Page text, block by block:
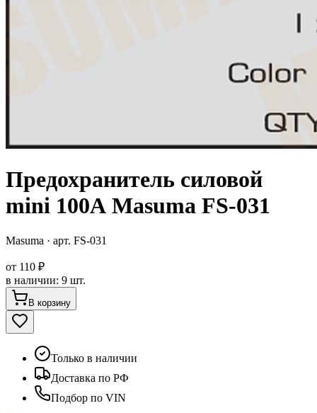
Предохранитель силовой
mini 100А Masuma FS-031
Masuma · арт. FS-031
от 110 ₽
в наличии: 9 шт.
В корзину
Только в наличии
Доставка по РФ
Подбор по VIN